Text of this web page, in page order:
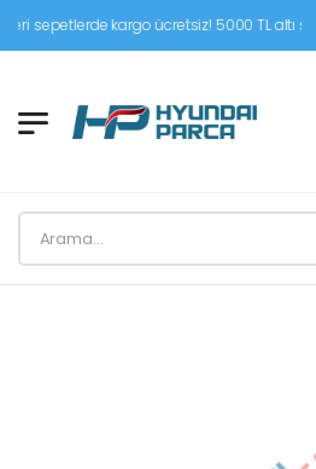
kargo ücretsiz! 5000 TL altı